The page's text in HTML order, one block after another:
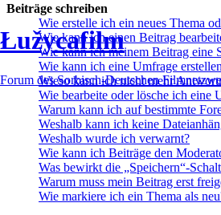
Łužycafilm
Forum des Sorbisch-Deutschen
Beiträge schreiben
Wie erstelle ich ein neues Thema
Wie kann ich einen Beitrag
Wie kann ich meinem Beitrag eine
Wie kann ich eine Umfrage
Wieso kann ich nicht mehr
Wie bearbeite oder lösche ich eine
Warum kann ich auf bestimmte
Weshalb kann ich keine
Weshalb wurde ich verwarnt?
Wie kann ich Beiträge den
Was bewirkt die „Speichern“-
Warum muss mein Beitrag erst
Wie markiere ich ein Thema als